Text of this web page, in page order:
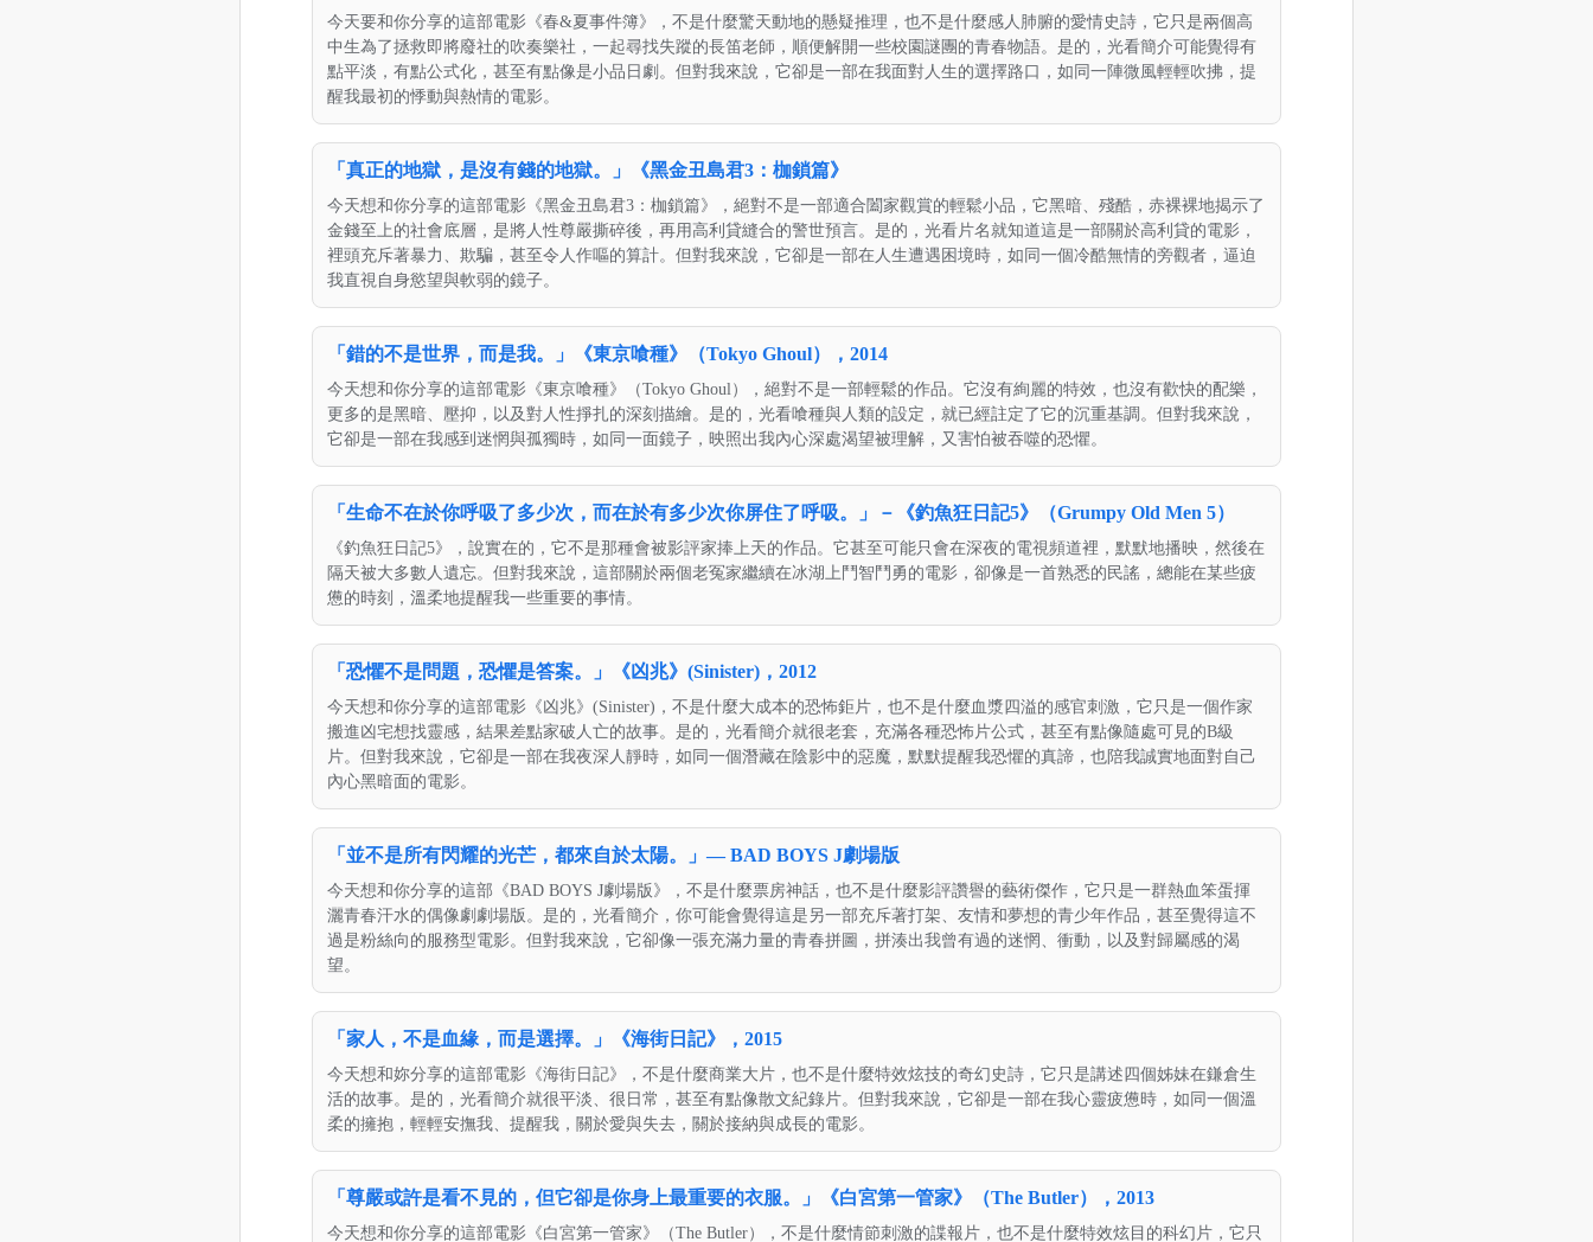
今天要和你分享的這部電影《春&夏事件簿》，不是什麼驚天動地的懸疑推理，也不是什麼感人肺腑的愛情史詩，它只是兩個高
中生為了拯救即將廢社的吹奏樂社，一起尋找失蹤的長笛老師，順便解開一些校園謎團的青春物語。是的，光看簡介可能覺得有
點平淡，有點公式化，甚至有點像是小品日劇。但對我來說，它卻是一部在我面對人生的選擇路口，如同一陣微風輕輕吹拂，提
醒我最初的悸動與熱情的電影。
「真正的地獄，是沒有錢的地獄。」《黑金丑島君3：枷鎖篇》
今天想和你分享的這部電影《黑金丑島君3：枷鎖篇》，絕對不是一部適合闔家觀賞的輕鬆小品，它黑暗、殘酷，赤裸裸地揭示了
金錢至上的社會底層，是將人性尊嚴撕碎後，再用高利貸縫合的警世預言。是的，光看片名就知道這是一部關於高利貸的電影，
裡頭充斥著暴力、欺騙，甚至令人作嘔的算計。但對我來說，它卻是一部在人生遭遇困境時，如同一個冷酷無情的旁觀者，逼迫
我直視自身慾望與軟弱的鏡子。
「錯的不是世界，而是我。」《東京喰種》（Tokyo Ghoul），2014
今天想和你分享的這部電影《東京喰種》（Tokyo Ghoul），絕對不是一部輕鬆的作品。它沒有絢麗的特效，也沒有歡快的配樂，
更多的是黑暗、壓抑，以及對人性掙扎的深刻描繪。是的，光看喰種與人類的設定，就已經註定了它的沉重基調。但對我來說，
它卻是一部在我感到迷惘與孤獨時，如同一面鏡子，映照出我內心深處渴望被理解，又害怕被吞噬的恐懼。
「生命不在於你呼吸了多少次，而在於有多少次你屏住了呼吸。」－《釣魚狂日記5》（Grumpy Old Men 5）
《釣魚狂日記5》，說實在的，它不是那種會被影評家捧上天的作品。它甚至可能只會在深夜的電視頻道裡，默默地播映，然後在
隔天被大多數人遺忘。但對我來說，這部關於兩個老冤家繼續在冰湖上鬥智鬥勇的電影，卻像是一首熟悉的民謠，總能在某些疲
憊的時刻，溫柔地提醒我一些重要的事情。
「恐懼不是問題，恐懼是答案。」《凶兆》(Sinister)，2012
今天想和你分享的這部電影《凶兆》(Sinister)，不是什麼大成本的恐怖鉅片，也不是什麼血漿四溢的感官刺激，它只是一個作家
搬進凶宅想找靈感，結果差點家破人亡的故事。是的，光看簡介就很老套，充滿各種恐怖片公式，甚至有點像隨處可見的B級
片。但對我來說，它卻是一部在我夜深人靜時，如同一個潛藏在陰影中的惡魔，默默提醒我恐懼的真諦，也陪我誠實地面對自己
內心黑暗面的電影。
「並不是所有閃耀的光芒，都來自於太陽。」— BAD BOYS J劇場版
今天想和你分享的這部《BAD BOYS J劇場版》，不是什麼票房神話，也不是什麼影評讚譽的藝術傑作，它只是一群熱血笨蛋揮
灑青春汗水的偶像劇劇場版。是的，光看簡介，你可能會覺得這是另一部充斥著打架、友情和夢想的青少年作品，甚至覺得這不
過是粉絲向的服務型電影。但對我來說，它卻像一張充滿力量的青春拼圖，拼湊出我曾有過的迷惘、衝動，以及對歸屬感的渴
望。
「家人，不是血緣，而是選擇。」《海街日記》，2015
今天想和妳分享的這部電影《海街日記》，不是什麼商業大片，也不是什麼特效炫技的奇幻史詩，它只是講述四個姊妹在鎌倉生
活的故事。是的，光看簡介就很平淡、很日常，甚至有點像散文紀錄片。但對我來說，它卻是一部在我心靈疲憊時，如同一個溫
柔的擁抱，輕輕安撫我、提醒我，關於愛與失去，關於接納與成長的電影。
「尊嚴或許是看不見的，但它卻是你身上最重要的衣服。」《白宮第一管家》（The Butler），2013
今天想和你分享的這部電影《白宮第一管家》（The Butler），不是什麼情節刺激的諜報片，也不是什麼特效炫目的科幻片，它只